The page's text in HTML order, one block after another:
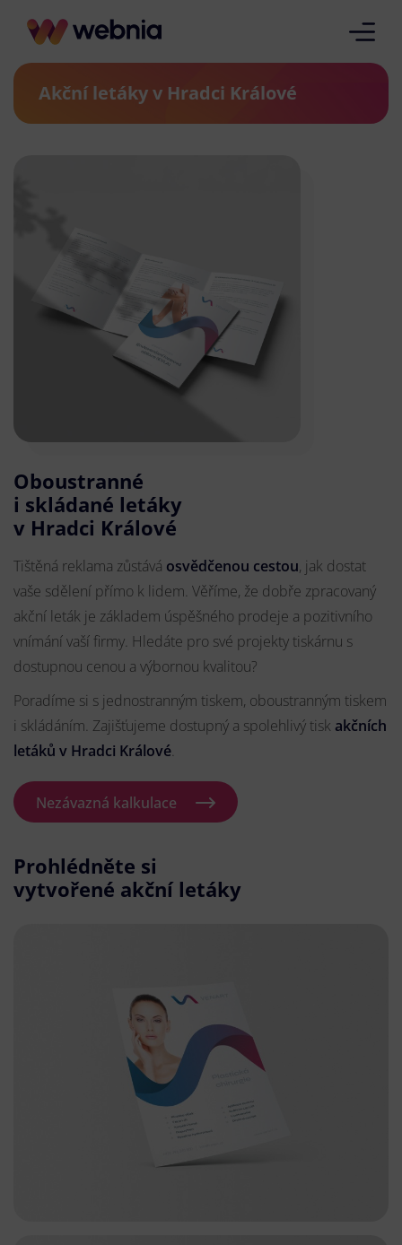
Akční letáky v Hradci Králové
Oboustranné
i skládané letáky
v Hradci Králové
Tištěná reklama zůstává osvědčenou cestou, jak dostat
vaše sdělení přímo k lidem. Věříme, že dobře zpracovaný
akční leták je základem úspěšného prodeje a pozitivního
vnímání vaší firmy. Hledáte pro své projekty tiskárnu s
dostupnou cenou a výbornou kvalitou?
Poradíme si s jednostranným tiskem, oboustranným tiskem
i skládáním. Zajišťujeme dostupný a spolehlivý tisk akčních
letáků v Hradci Králové.
Nezávazná kalkulace
Prohlédněte si
vytvořené akční letáky